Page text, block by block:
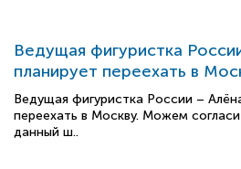
Ведущая фигуристка
планирует переехать в
Ведущая фигуристка России –
переехать в Москву. Можем
данный ш..